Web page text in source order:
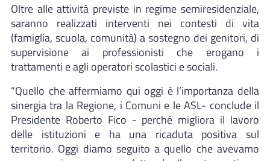
Oltre alle attività previste in regime semiresidenziale,
saranno realizzati interventi nei contesti di vita
(famiglia, scuola, comunità) a sostegno dei genitori, di
supervisione ai professionisti che erogano i
trattamenti e agli operatori scolastici e sociali.
“Quello che affermiamo qui oggi è l’importanza della
sinergia tra la Regione, i Comuni e le ASL- conclude il
Presidente Roberto Fico - perché migliora il lavoro
delle istituzioni e ha una ricaduta positiva sul
territorio. Oggi diamo seguito a quello che avevamo